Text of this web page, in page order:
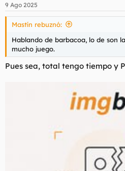
9 Ago 2025
Mastín rebuznó:
Hablando de barbacoa, lo de son
mucho juego.
Pues sea, total tengo tiempo y